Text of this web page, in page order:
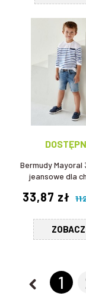
Bermudy
jeansowe dla
33,87 zł
ZOBACZ
1